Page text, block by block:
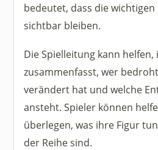
bedeutet, dass die
sichtbar bleiben.
Die Spielleitung kann helfen,
zusammenfasst, wer
verändert hat und welche
ansteht. Spieler können
überlegen, was ihre Figur
der Reihe sind.